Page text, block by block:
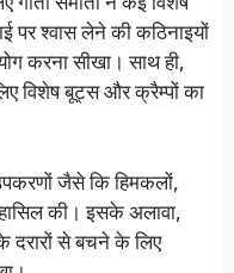
पर श्वास लेने की कठिनाइयों
करना सीखा। साथ ही,
विशेष बूट्स और क्रैम्पों का
जैसे कि हिमकलों,
की। इसके अलावा,
दरारों से बचने के लिए